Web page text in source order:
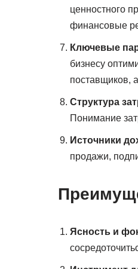
ценностного
финансовые
Ключевые
бизнесу
поставщиков,
Структура
Понимание
Источники
продажи,
Ясность и